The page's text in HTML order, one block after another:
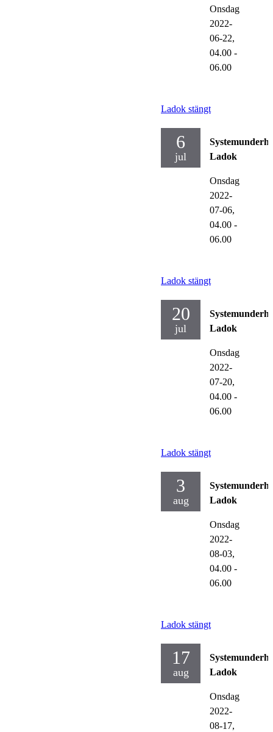
Onsdag
2022-
06-22,
04.00 -
06.00
Ladok stängt
6
jul
Ladok
Onsdag
2022-
07-06,
04.00 -
06.00
Ladok stängt
20
jul
Ladok
Onsdag
2022-
07-20,
04.00 -
06.00
Ladok stängt
3
aug
Ladok
Onsdag
2022-
08-03,
04.00 -
06.00
Ladok stängt
17
aug
Ladok
Onsdag
2022-
08-17,